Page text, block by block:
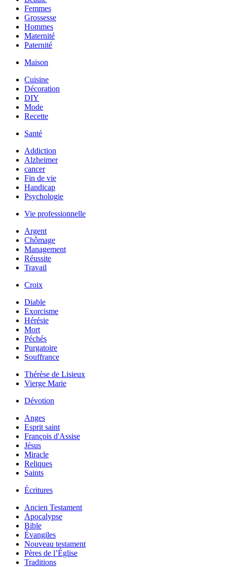
Femmes
Grossesse
Hommes
Maternité
Paternité
Maison
Cuisine
Décoration
DIY
Mode
Recette
Santé
Addiction
Alzheimer
cancer
Fin de vie
Handicap
Psychologie
Vie professionnelle
Argent
Chômage
Management
Réussite
Travail
Croix
Diable
Exorcisme
Hérésie
Mort
Péchés
Purgatoire
Souffrance
Thérèse de Lisieux
Vierge Marie
Dévotion
Anges
Esprit saint
François d'Assise
Jésus
Miracle
Reliques
Saints
Écritures
Ancien Testament
Apocalypse
Bible
Évangiles
Nouveau testament
Pères de l’Église
Traditions